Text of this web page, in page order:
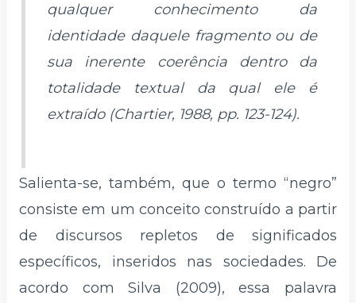
qualquer conhecimento da
identidade daquele fragmento ou de
sua inerente coerência dentro da
totalidade textual da qual ele é
extraído (Chartier, 1988, pp. 123-124).
Salienta-se, também, que o termo “negro”
consiste em um conceito construído a partir
de discursos repletos de significados
específicos, inseridos nas sociedades. De
acordo com Silva (2009), essa palavra